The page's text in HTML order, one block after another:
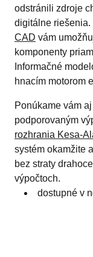
odstránili zdroje
digitálne
CAD vám
komponenty
Informačné
hnacím motorom
Ponúkame vám
podporovaným
rozhrania Kesa-
systém okamžite
bez straty
výpočtoch.
dostupné v